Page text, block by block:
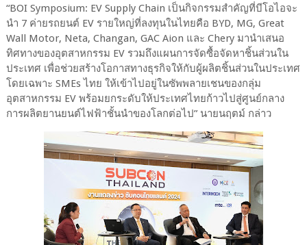
“BOI Symposium: EV Supply Chain เป็นกิจกรรมสำคัญที่บีโอไอจะ
นำ 7 ค่ายรถยนต์ EV รายใหญ่ที่ลงทุนในไทยคือ BYD, MG, Great
Wall Motor, Neta, Changan, GAC Aion และ Chery มานำเสนอ
ทิศทางของอุตสาหกรรม EV รวมถึงแผนการจัดซื้อจัดหาชิ้นส่วนใน
ประเทศ เพื่อช่วยสร้างโอกาสทางธุรกิจให้กับผู้ผลิตชิ้นส่วนในประเทศ
โดยเฉพาะ SMEs ไทย ให้เข้าไปอยู่ในซัพพลายเชนของกลุ่ม
อุตสาหกรรม EV พร้อมยกระดับให้ประเทศไทยก้าวไปสู่ศูนย์กลาง
การผลิตยานยนต์ไฟฟ้าชั้นนำของโลกต่อไป” นายนฤตม์ กล่าว